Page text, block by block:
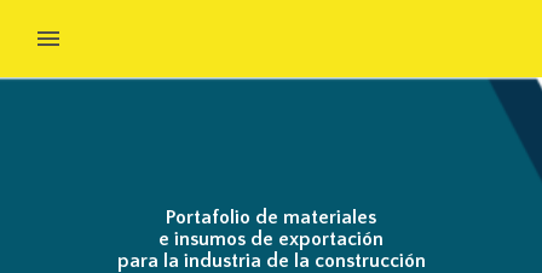
Portafolio de materiales
e insumos de exportación
para la industria de la construcción